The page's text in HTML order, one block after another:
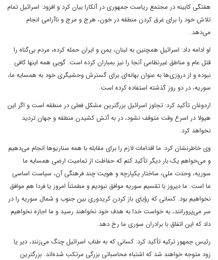
هفتگی کابینه در مجتمع ریاست جمهوری در آنکارا بیان کرد و افزود: اسرائیل تمام
تلاش خود را برای غرق کردن منطقه در خون، هرج و مرج و ناآرامی انجام
می‌دهد.
او ادامه داد: اسرائیل همچنین به لبنان، یمن و ایران حمله کرده، مردم بی‌گناه را
قتل عام و مناطق غیرنظامی آنجا را نیز بمباران کرده است. گویی همه اینها کافی
نبوده و از دروزی‌ها به عنوان بهانه‌ای برای گسترش وحشیگری خود به همسایه ما،
سوریه، در دو روز گذشته استفاده کرده است.
اردوغان تأکید کرد: تجاوز اسرائیل بزرگترین مشکل فعلی در منطقه است و اگر این
هیولا در اسرع وقت متوقف نشود، در به آتش کشیدن منطقه و جهان تردید
نخواهد کرد.
وی خاطرنشان کرد: ما اقدامات لازم را برای مقابله با همه سناریوها انجام می‌دهیم
و می‌خواهم یک بار دیگر تأکید کنم که حفاظت از تمامیت ارضی همسایه ما
سوریه، وحدت ملی، ساختار یکپارچه و هویت چند فرهنگی آن، سیاست اساسی
ما است. ما دیروز با تقسیم سوریه موافق نبودیم و مطمئناً امروز یا فردا هم موافق
نخواهیم بود. کسانی که رؤیای باز کردن کریدوری بین جنوب و شمال سوریه را در
سر می‌پرورانند، به خواست خدا به هدف خود نخواهند رسید و ما اجازه نخواهیم
داد که این اتفاق با برادران سوری ما رخ دهد.
رئیس جمهور ترکیه تأکید کرد: کسانی که به طناب اسرائیل چنگ می‌زنند، دیر یا
زود متوجه خواهند شد که اشتباه محاسباتی بزرگی مرتکب شده‌اند. بزرگترین